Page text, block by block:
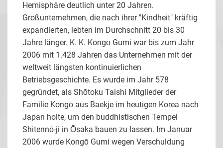
Hemisphäre deutlich unter 20 Jahren.
Großunternehmen, die nach ihrer "Kindheit" kräftig
expandierten, lebten im Durchschnitt 20 bis 30
Jahre länger. K. K. Kongō Gumi war bis zum Jahr
2006 mit 1.428 Jahren das Unternehmen mit der
weltweit längsten kontinuierlichen
Betriebsgeschichte. Es wurde im Jahr 578
gegründet, als Shōtoku Taishi Mitglieder der
Familie Kongō aus Baekje im heutigen Korea nach
Japan holte, um den buddhistischen Tempel
Shitennō-ji in Ōsaka bauen zu lassen. Im Januar
2006 wurde Kongō Gumi wegen Verschuldung